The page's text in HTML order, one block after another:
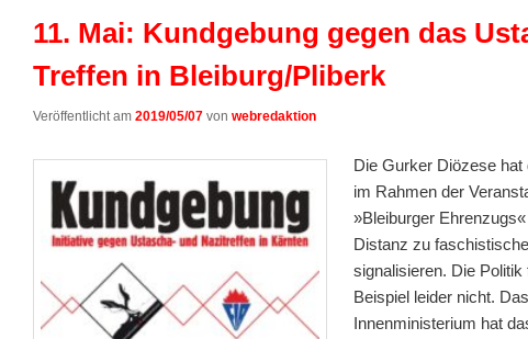
11. Mai: Kundgebung gegen das
Treffen in Bleiburg/Pliberk
Veröffentlicht am 2019/05/07 von webredaktion
Die Gurker Diözese
im Rahmen der
»Bleiburger
Distanz zu
signalisieren. Die Politik
Beispiel leider nicht.
Innenministerium hat